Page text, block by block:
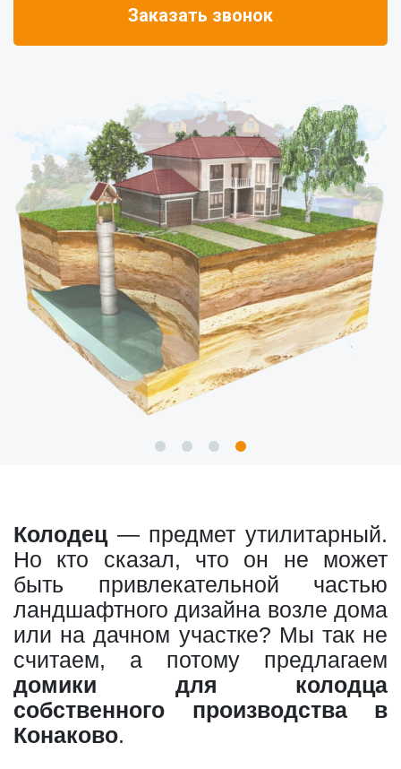
Колодец— предмет утилитарный.
Но кто сказал, что он не может
быть привлекательной частью
ландшафтного дизайна возле дома
или на дачном участке? Мы так не
считаем, а потому предлагаем
домики для колодца
собственного производства в
Конаково.